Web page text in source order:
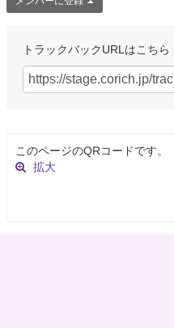
トラックバックURLはこちら
このページのQRコードです。
拡大